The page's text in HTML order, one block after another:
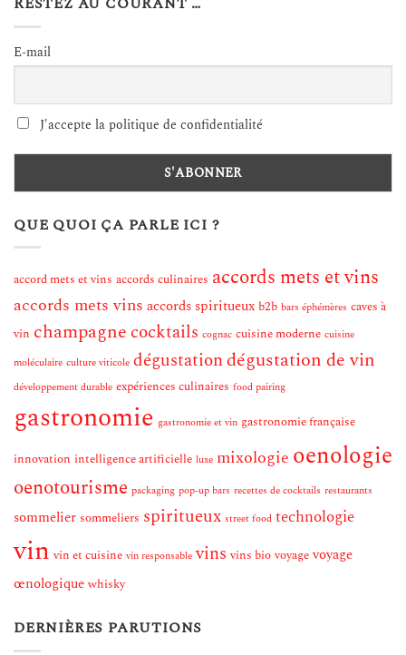
E-mail
J'accepte la politique de confidentialité
QUE QUOI ÇA PARLE ICI ?
accord mets et vins accords culinaires accords mets et vins
accords mets vins accords spiritueux b2b bars éphémères caves à
vin champagne cocktails cognac cuisine moderne cuisine
moléculaire culture viticole dégustationdégustation de vin
développement durable expériences culinaires food pairing
gastronomie gastronomie et vin gastronomie française
innovation intelligence artificielle luxe mixologie oenologie
oenotourisme packaging pop-up bars recettes de cocktails restaurants
sommelier sommeliers spiritueux street food technologie
vin vin et cuisine vin responsable vins vins bio voyage voyage
œnologique whisky
DERNIÈRES PARUTIONS